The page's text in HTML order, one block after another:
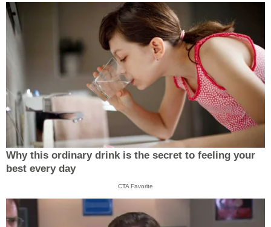
Why this ordinary drink is the secret to feeling your
best every day
CTA Favorite